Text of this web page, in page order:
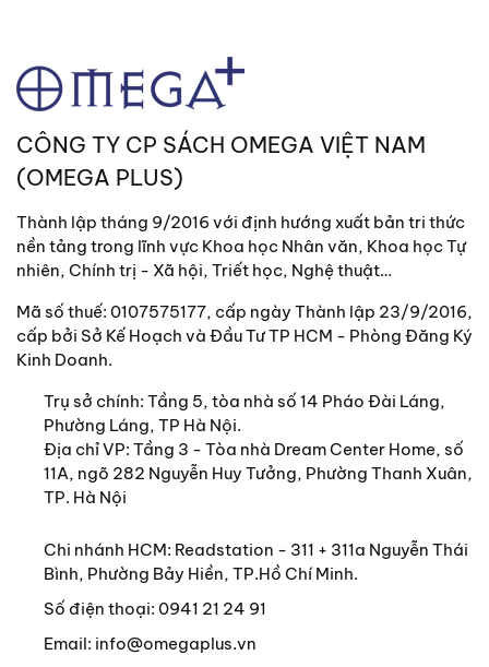
CÔNG TY CP SÁCH OMEGA VIỆT NAM
(OMEGA PLUS)
Thành lập tháng 9/2016 với định hướng xuất bản tri thức
nền tảng trong lĩnh vực Khoa học Nhân văn, Khoa học Tự
nhiên, Chính trị - Xã hội, Triết học, Nghệ thuật…
Mã số thuế: 0107575177, cấp ngày Thành lập 23/9/2016,
cấp bởi Sở Kế Hoạch và Đầu Tư TP HCM - Phòng Đăng Ký
Kinh Doanh.
Trụ sở chính: Tầng 5, tòa nhà số 14 Pháo Đài Láng,
Phường Láng, TP Hà Nội.
Địa chỉ VP: Tầng 3 - Tòa nhà Dream Center Home, số
11A, ngõ 282 Nguyễn Huy Tưởng, Phường Thanh Xuân,
TP. Hà Nội
Chi nhánh HCM: Readstation - 311 + 311a Nguyễn Thái
Bình, Phường Bảy Hiền, TP.Hồ Chí Minh.
Số điện thoại: 0941 21 24 91
Email: info@omegaplus.vn